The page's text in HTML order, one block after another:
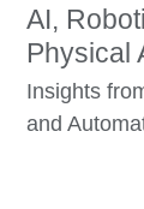
AI,
Physical
Insights
and